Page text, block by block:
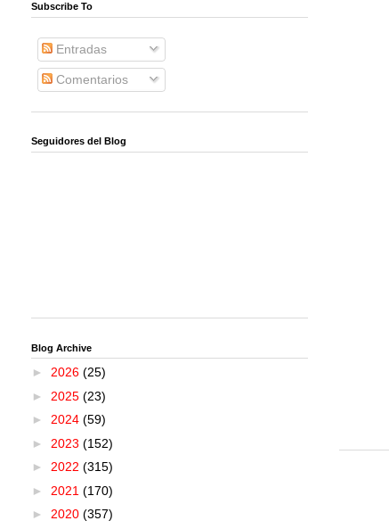
Subscribe To
Entradas
Comentarios
Seguidores del Blog
Blog Archive
► 2026 (25)
► 2025 (23)
► 2024 (59)
► 2023 (152)
► 2022 (315)
► 2021 (170)
► 2020 (357)